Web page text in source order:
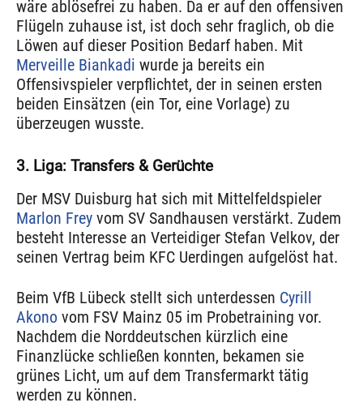
wäre ablösefrei zu haben. Da er auf den offensiven
Flügeln zuhause ist, ist doch sehr fraglich, ob die
Löwen auf dieser Position Bedarf haben. Mit
Merveille Biankadi wurde ja bereits ein
Offensivspieler verpflichtet, der in seinen ersten
beiden Einsätzen (ein Tor, eine Vorlage) zu
überzeugen wusste.
3. Liga: Transfers & Gerüchte
Der MSV Duisburg hat sich mit Mittelfeldspieler
Marlon Frey vom SV Sandhausen verstärkt. Zudem
besteht Interesse an Verteidiger Stefan Velkov, der
seinen Vertrag beim KFC Uerdingen aufgelöst hat.
Beim VfB Lübeck stellt sich unterdessen Cyrill
Akono vom FSV Mainz 05 im Probetraining vor.
Nachdem die Norddeutschen kürzlich eine
Finanzlücke schließen konnten, bekamen sie
grünes Licht, um auf dem Transfermarkt tätig
werden zu können.